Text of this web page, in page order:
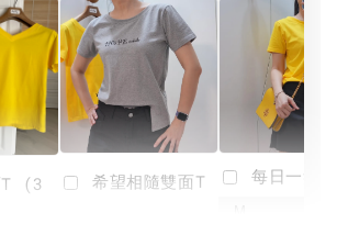
T (3
希望相隨雙面T 每日一笑